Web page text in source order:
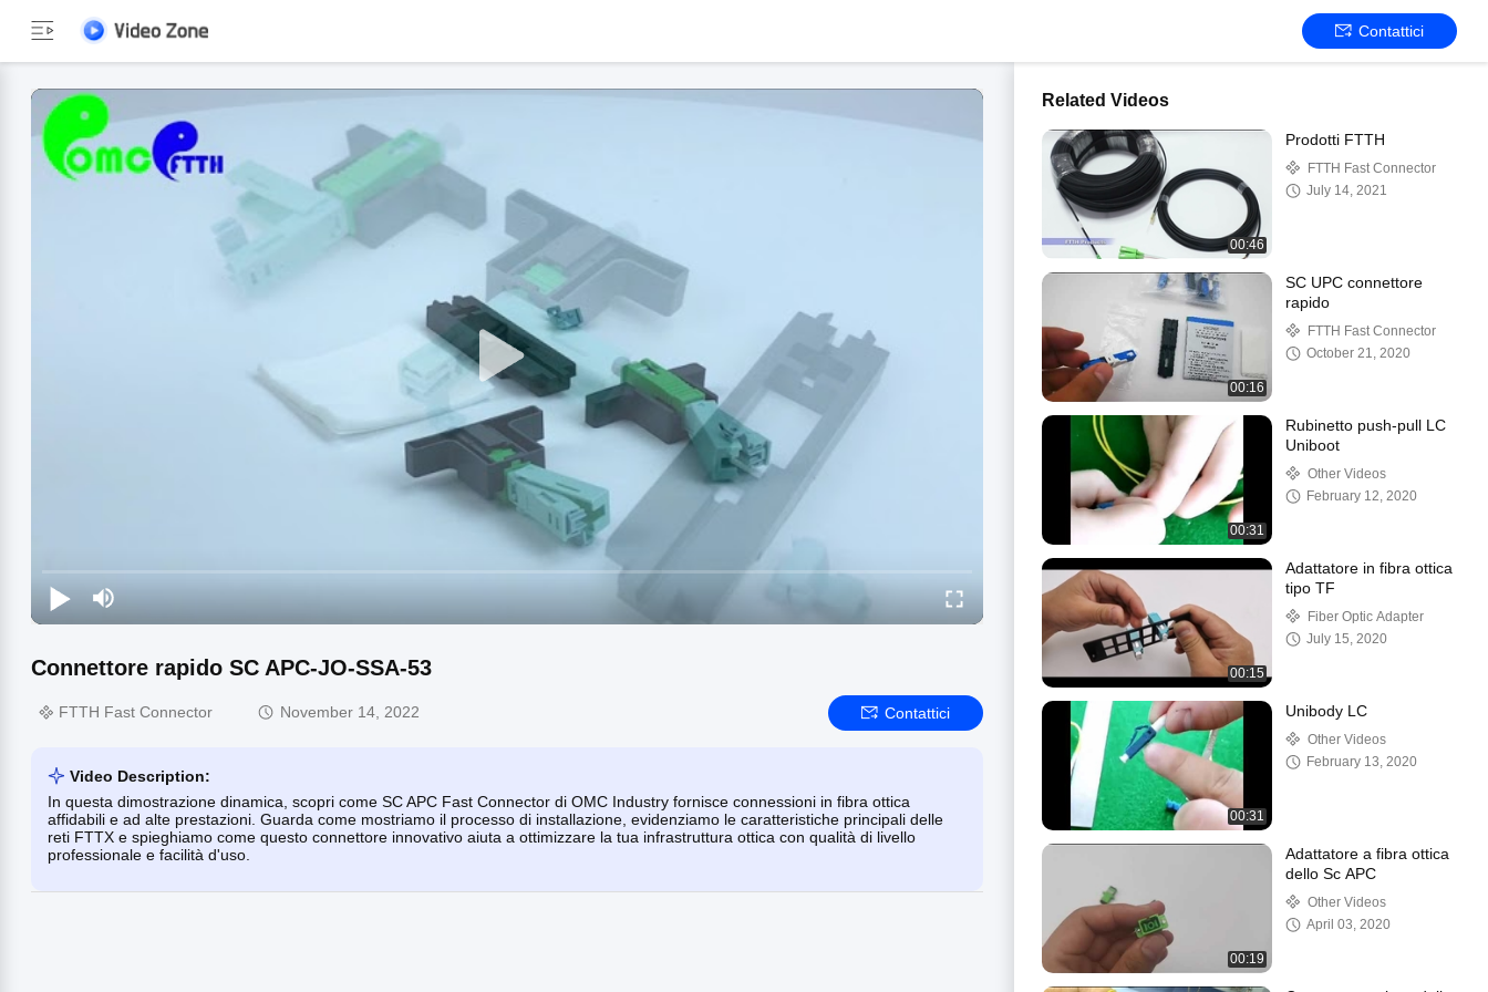
Contattici
Connettore rapido SC APC-JO-SSA-53
FTTH Fast Connector November 14, 2022 Contattici
Video Description:
In questa dimostrazione dinamica, scopri come SC APC Fast Connector di OMC Industry fornisce connessioni in fibra ottica
affidabili e ad alte prestazioni. Guarda come mostriamo il processo di installazione, evidenziamo le caratteristiche principali delle
reti FTTX e spieghiamo come questo connettore innovativo aiuta a ottimizzare la tua infrastruttura ottica con qualità di livello
professionale e facilità d'uso.
Related Videos
00:46
Prodotti FTTH
FTTH Fast Connector
July 14, 2021
00:16
SC UPC connettore
rapido
FTTH Fast Connector
October 21, 2020
00:31
Rubinetto push-pull LC
Uniboot
Other Videos
February 12, 2020
00:15
Adattatore in fibra ottica
tipo TF
Fiber Optic Adapter
July 15, 2020
00:31
Unibody LC
Other Videos
February 13, 2020
00:19
Adattatore a fibra ottica
dello Sc APC
Other Videos
April 03, 2020